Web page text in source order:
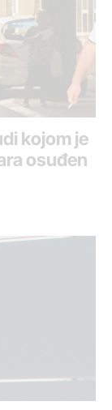
kojom je
osuđen